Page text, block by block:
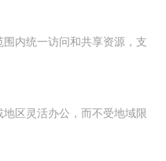
内统一访问和共享资源，支
区灵活办公，而不受地域限